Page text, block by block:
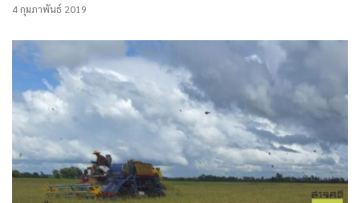
4 กุมภาพันธ์ 2019